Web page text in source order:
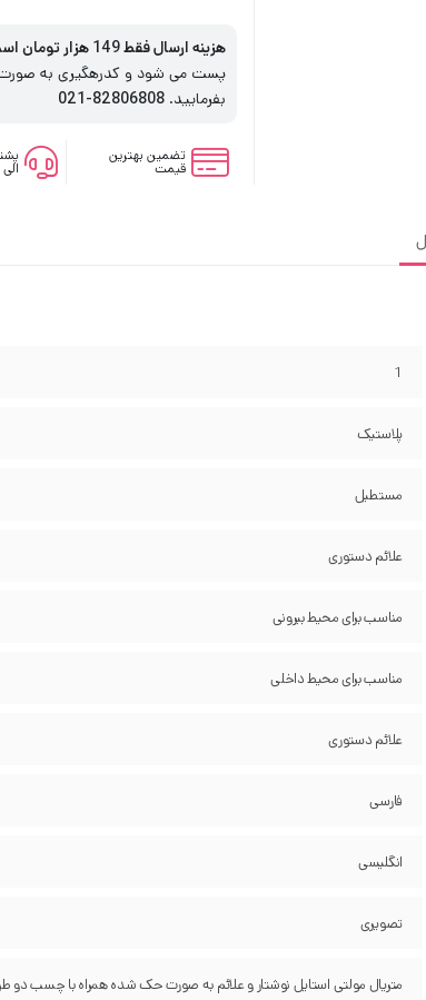
هزینه ارسال فقط 149 هزار تومان است. سفارش های بالای 5 میلیون تومان رایگان است
پست می شود و کدرهگیری به صورت
بفرمایید. 82806808-021
تضمین بهترین
قیمت الی 20
1
پلاستیک
مستطیل
علائم دستوری
مناسب برای محیط بیرونی
مناسب برای محیط داخلی
علائم دستوری
فارسی
انگلیسی
تصویری
متریال مولتی استایل نوشتار و علائم به صورت حک شده همراه با چسب